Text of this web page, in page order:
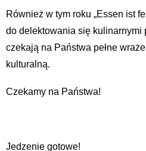
Również w tym roku „Essen ist
do delektowania się kulinarnymi
czekają na Państwa pełne
kulturalną.
Czekamy na Państwa!
Jedzenie gotowe!